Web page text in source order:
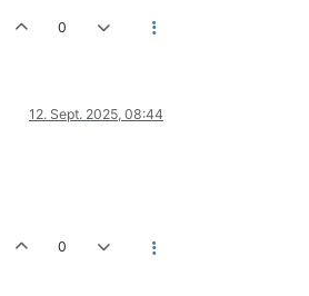
0
12. Sept. 2025, 08:44
0